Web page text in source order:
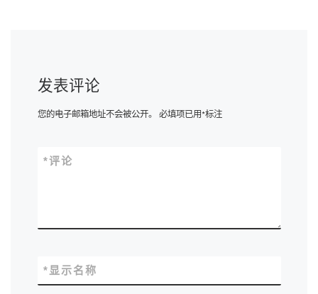
发表评论
您的电子邮箱地址不会被公开。 必填项已用*标注
评论
*
显示名称
*